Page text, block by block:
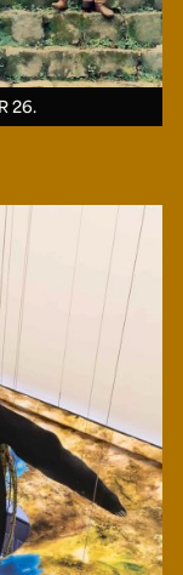
26.